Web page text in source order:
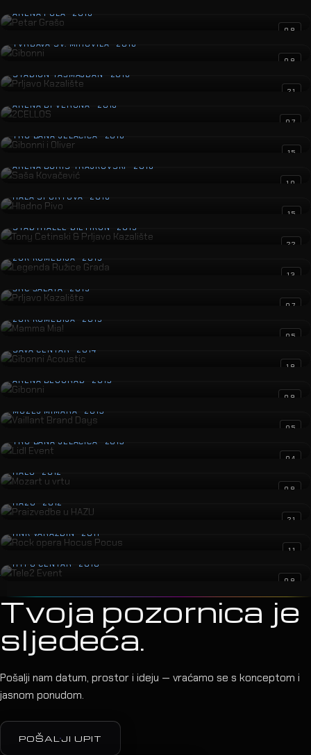
ARENA PULA · 2016
08
Gibonni
TVRĐAVA SV. MIHOVILA · 2016
08
Prljavo Kazalište
STADION TAŠMAJDAN · 2016
21
2CELLOS
ARENA DI VERONA · 2016
07
Gibonni i Oliver
TRG BANA JELAČIĆA · 2016
15
Saša Kovačević
ARENA BORIS TRAJKOVSKI · 2016
10
Hladno Pivo
HALA SPORTOVA · 2016
15
Tony Cetinski & Prljavo Kazalište
STADTHALLE DIETIKON · 2015
22
Legenda Ružice Grada
ZGK KOMEDIJA · 2015
13
Prljavo Kazalište
ŠRC ŠALATA · 2015
07
Mamma Mia!
ZGK KOMEDIJA · 2015
05
Gibonni Acoustic
SAVA CENTAR · 2014
18
Gibonni
ARENA BEOGRAD · 2013
09
Vaillant Brand Days
MUZEJ MIMARA · 2013
05
Lidl Event
TRG BANA JELAČIĆA · 2013
04
Mozart u vrtu
HALU · 2012
08
Praizvedbe u HAZU
HAZU · 2012
21
Rock opera Hocus Pocus
HNK VARAŽDIN · 2011
11
Tele2 Event
HYPO CENTAR · 2010
08
Tvoja pozornica je
sljedeća.
Pošalji nam datum, prostor i ideju — vraćamo se s konceptom i
jasnom ponudom.
POŠALJI UPIT